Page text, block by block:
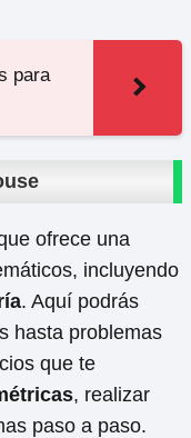
para
ofrece una
incluyendo
. Aquí podrás
hasta problemas
que te
, realizar
paso a paso.